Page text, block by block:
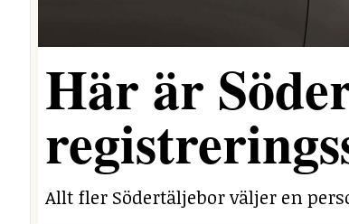
Här är
Allt fler Södertäljebor väljer en